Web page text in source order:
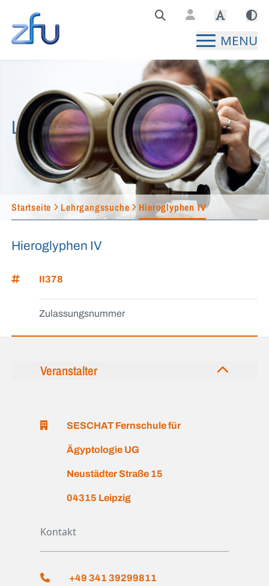
Zentralstelle für Fernunterricht Hauptseite
MENU
Lehrgangssuche
Startseite Lehrgangssuche Hieroglyphen IV
Hieroglyphen IV
II378
Zulassungsnummer
Veranstalter
SESCHAT Fernschule für
Ägyptologie UG
Neustädter Straße 15
04315 Leipzig
Kontakt
+49 341 39299811